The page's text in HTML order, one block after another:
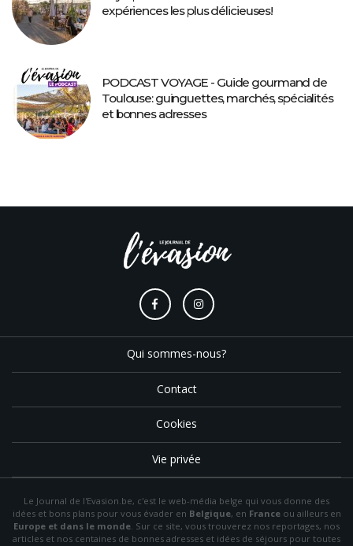
expériences les plus délicieuses!
PODCAST VOYAGE - Guide gourmand de
Toulouse: guinguettes, marchés, spécialités
et bonnes adresses
Qui sommes-nous?
Contact
Cookies
Vie privée
Le Journal de l'Evasion.be, c'est le web-média belge qui vous donne des
idées et bons plans pour vous évader en Belgique, en Franceou ailleurs en
Europe et dans le monde . Sur ce site, vous trouverez nos reportages, nos
articles et nos centaines de bonnes adresses et idées de séjours pour toutes